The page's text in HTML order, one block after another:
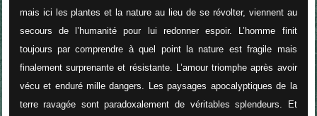
mais ici les plantes et la nature au lieu de se révolter, viennent au
secours de l’humanité pour lui redonner espoir. L’homme finit
toujours par comprendre à quel point la nature est fragile mais
finalement surprenante et résistante. L’amour triomphe après avoir
vécu et enduré mille dangers. Les paysages apocalyptiques de la
terre ravagée sont paradoxalement de véritables splendeurs. Et